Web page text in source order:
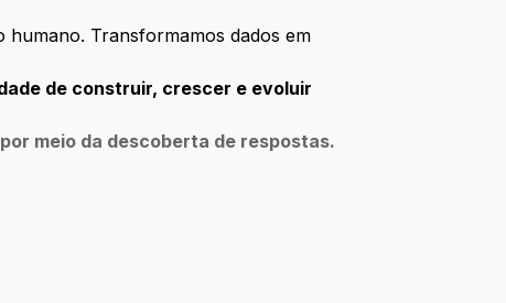
Transformamos dados em
de construir, crescer e evoluir
meio da descoberta de respostas.